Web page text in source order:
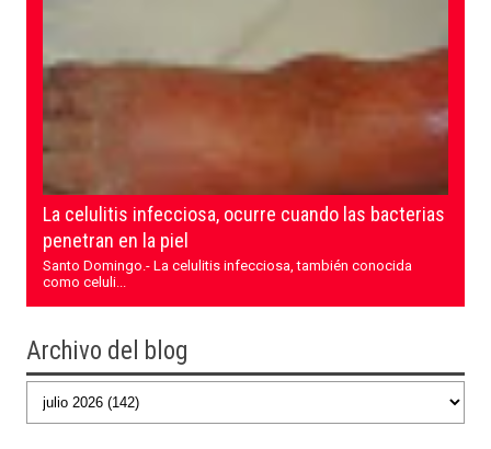
La celulitis infecciosa, ocurre cuando las bacterias
penetran en la piel
Santo Domingo.- La celulitis infecciosa, también conocida
como celuli...
Archivo del blog